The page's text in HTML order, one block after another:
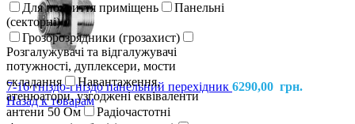
Для покриття приміщень
Панельні
(секторні)
Грозорозрядники (грозахист)
Розгалужувачі та відгалужувачі
потужності, дуплексери, мости
складання
Навантаження,
атенюатори, узгоджені еквіваленти
антени 50 Ом
Радіочастотні
7-16 гніздо-гніздо панельний перехідник 6290,00 грн.
Назад к товарам